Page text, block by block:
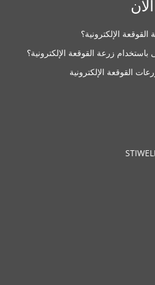
الإلكترونية؟
زرعة القوقعة الإلكترونية؟
القوقعة الإلكترونية